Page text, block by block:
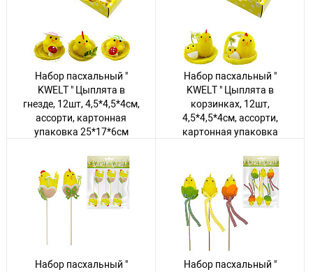
345 товаров
Набор пасхальный "
KWELT " Цыплята в
гнезде, 12шт, 4,5*4,5*4см,
ассорти, картонная
упаковка 25*17*6см
увидеть цену
16 товаров
Набор пасхальный "
KWELT " Цыплята в
корзинках, 12шт,
4,5*4,5*4см, ассорти,
картонная упаковка
Авторизуйтесь, чтобы
увидеть цену
10 товаров
Набор пасхальный "
Набор пасхальный "